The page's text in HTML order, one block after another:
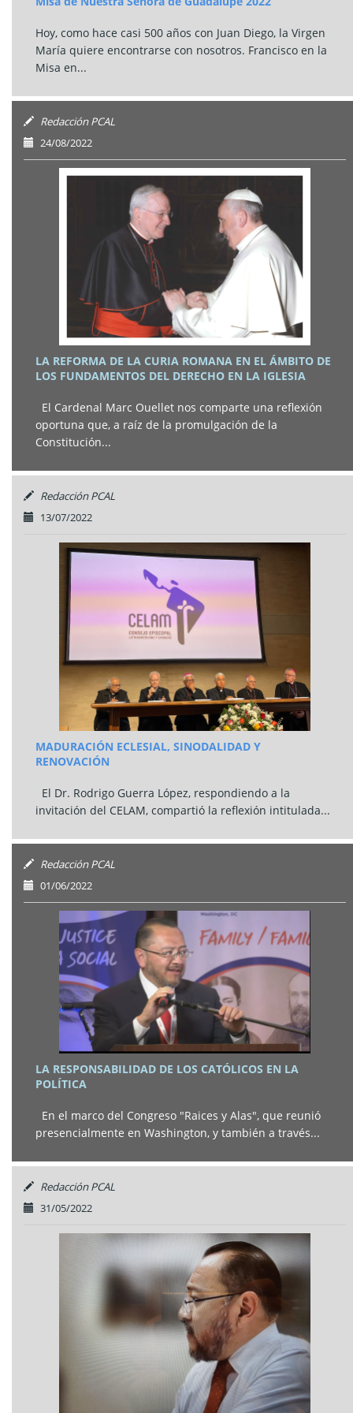
Hoy, como hace casi 500 años con Juan Diego, la Virgen
María quiere encontrarse con nosotros. Francisco en la
Misa en...
Redacción PCAL
24/08/2022
LA REFORMA DE LA CURIA ROMANA EN EL ÁMBITO DE
LOS FUNDAMENTOS DEL DERECHO EN LA IGLESIA
El Cardenal Marc Ouellet nos comparte una reflexión
oportuna que, a raíz de la promulgación de la
Constitución...
Redacción PCAL
13/07/2022
MADURACIÓN ECLESIAL, SINODALIDAD Y
RENOVACIÓN
El Dr. Rodrigo Guerra López, respondiendo a la
invitación del CELAM, compartió la reflexión intitulada...
Redacción PCAL
01/06/2022
LA RESPONSABILIDAD DE LOS CATÓLICOS EN LA
POLÍTICA
En el marco del Congreso "Raices y Alas", que reunió
presencialmente en Washington, y también a través...
Redacción PCAL
31/05/2022